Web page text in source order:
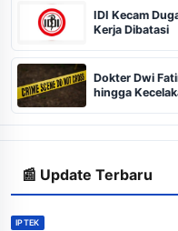
IDI Kecam
Kerja Dibatasi
Dokter Dwi
hingga
📰 Update Terbaru
IPTEK